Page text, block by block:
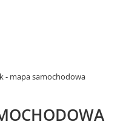
- mapa samochodowa